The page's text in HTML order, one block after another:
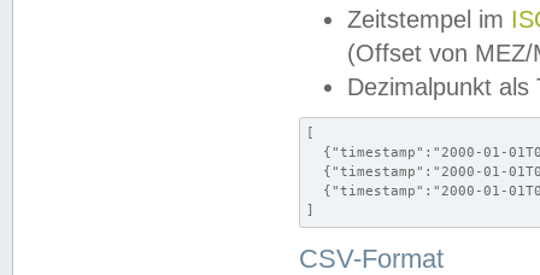
Zeitstempel im
(Offset von MEZ/
Dezimalpunkt als
[
{"timestamp":"2000-01-
{"timestamp":"2000-01-
{"timestamp":"2000-01-
]
CSV-Format